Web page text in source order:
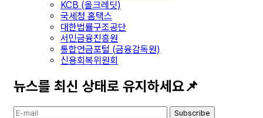
KCB (올크레딧)
국세청 홈택스
대한법률구조공단
서민금융진흥원
통합연금포털 (금융감독원)
신용회복위원회
뉴스를 최신 상태로 유지하세요📌
Subscribe